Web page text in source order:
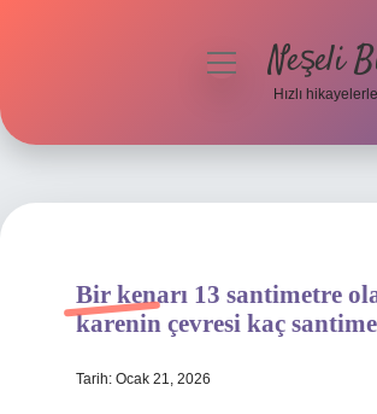
Hakkımızda
menüyüNeşeli
Hızlı
Bir kenarı 13 santimetre
karenin çevresi kaç
Tarih: Ocak 21, 2026